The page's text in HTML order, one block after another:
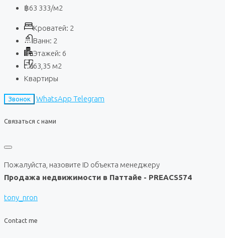
฿63 333/м2
Кроватей: 2
Ванн: 2
Этажей: 6
63,35 м2
Квартиры
Звонок WhatsApp Telegram
Связаться с нами
Пожалуйста, назовите ID объекта менеджеру
Продажа недвижимости в Паттайе - PREACS574
tony_nron
Contact me